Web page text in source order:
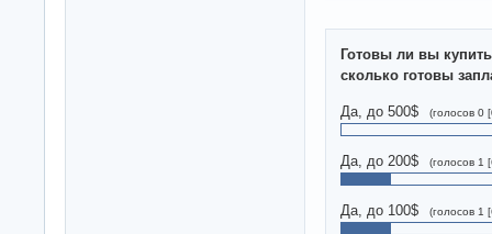
Готовы ли вы
сколько готовы
Да, до 500$ (голосов 0
Да, до 200$ (голосов 1
Да, до 100$ (голосов 1